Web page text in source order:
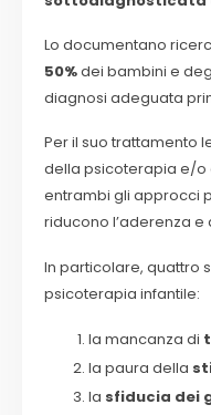
Lo documentano
50%dei bambini e
diagnosi adeguata
Per il suo trattamento
della psicoterapia e/
entrambi gli approcci
riducono l’aderenza e
In particolare, quattro
psicoterapia infantile:
la mancanza di
la paura della
la sfiducia dei